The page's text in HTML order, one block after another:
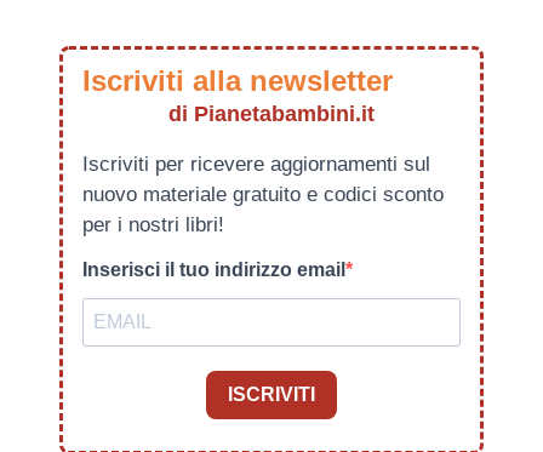
Iscriviti alla newsletter
di Pianetabambini.it
Iscriviti per ricevere aggiornamenti sul
nuovo materiale gratuito e codici sconto
per i nostri libri!
Inserisci il tuo indirizzo email
ISCRIVITI